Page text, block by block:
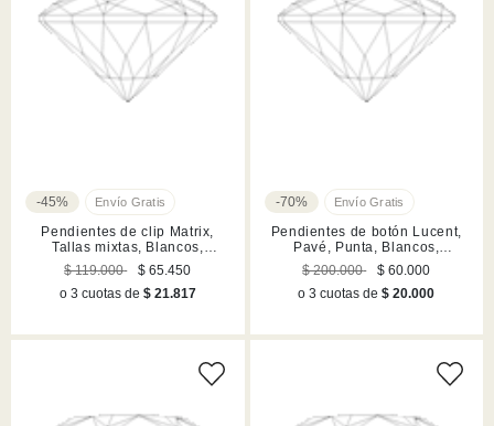
-45%
Pendientes de clip Matrix,
Tallas mixtas, Blancos,
Acabado en rodio
$ 119.000
$ 65.450
o 3 cuotas de $ 21.817
-70%
Pendientes de botón Lucent,
Pavé, Punta, Blancos,
Acabado en rodio
$ 200.000
$ 60.000
o 3 cuotas de$ 20.000